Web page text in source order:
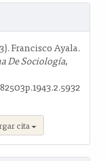
Francisco Ayala.
De Sociología,
cita